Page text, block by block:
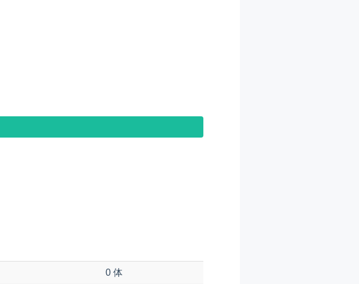
0 体